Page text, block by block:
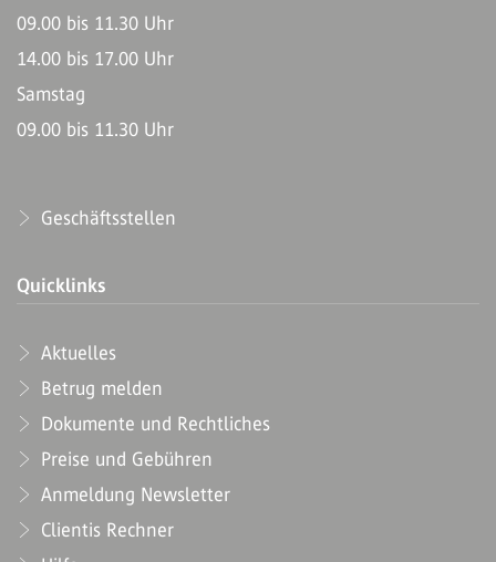
09.00 bis 11.30 Uhr
14.00 bis 17.00 Uhr
Samstag
09.00 bis 11.30 Uhr
Geschäftsstellen
Quicklinks
Aktuelles
Betrug melden
Dokumente und Rechtliches
Preise und Gebühren
Anmeldung Newsletter
Clientis Rechner